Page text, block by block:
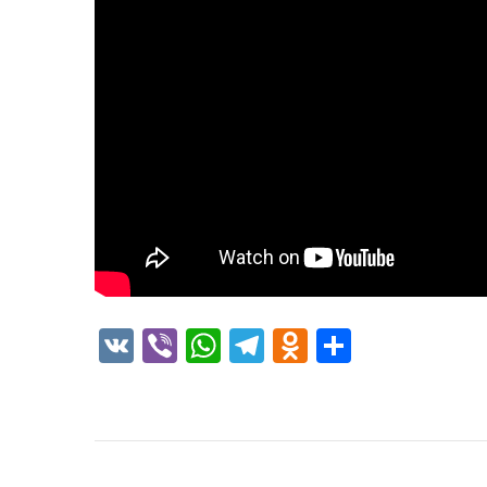
VK ViberWhatsApp
Telegram